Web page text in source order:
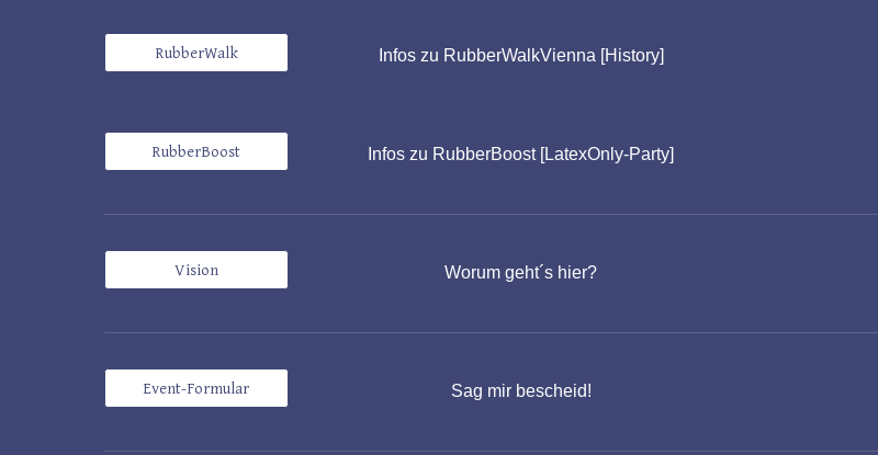
RubberWalk Infos zu RubberWalkVienna [History]
RubberBoost Infos zu RubberBoost [LatexOnly-Party]
Vision Worum geht´s hier?
Event-Formular Sag mir bescheid!